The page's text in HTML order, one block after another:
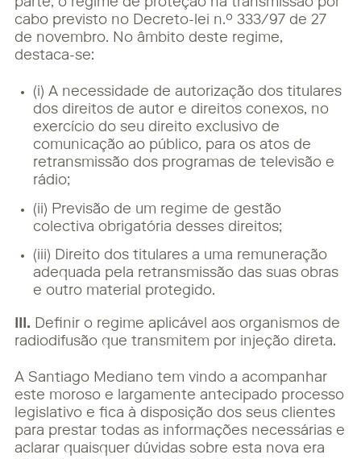
parte, o regime de proteção na transmissão por
cabo previsto no Decreto-lei n.º 333/97 de 27
de novembro. No âmbito deste regime,
destaca-se:
(i) A necessidade de autorização dos titulares
dos direitos de autor e direitos conexos, no
exercício do seu direito exclusivo de
comunicação ao público, para os atos de
retransmissão dos programas de televisão e
rádio;
(ii) Previsão de um regime de gestão
colectiva obrigatória desses direitos;
(iii) Direito dos titulares a uma remuneração
adequada pela retransmissão das suas obras
e outro material protegido.
III. Definir o regime aplicável aos organismos de
radiodifusão que transmitem por injeção direta.
A Santiago Mediano tem vindo a acompanhar
este moroso e largamente antecipado processo
legislativo e fica à disposição dos seus clientes
para prestar todas as informações necessárias e
aclarar quaisquer dúvidas sobre esta nova era